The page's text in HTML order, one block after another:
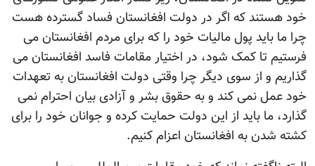
خود هستند که اگر در دولت افغانستان فساد گسترده هست
چرا ما بايد پول ماليات خود را که برای مردم افغانستان می
فرستيم تا کمک شود، در اختيار مقامات فاسد افغانستان می
گذاريم و از سوی ديگر چرا وقتی دولت افغانستان به تعهدات
خود عمل نمی کند و به حقوق بشر و آزادی بيان احترام نمی
گذارد، ما بايد از اين دولت حمايت کرده و جوانان خود را برای
کشته شدن به افغانستان اعزام کنيم.